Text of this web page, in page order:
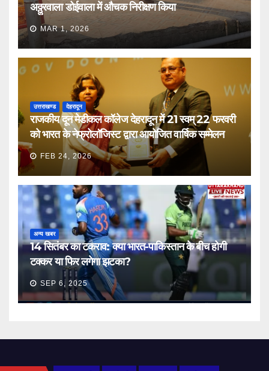
अठ्ठुरवाला डोईवाला में औचक निरीक्षण किया
MAR 1, 2026
उत्तराखण्ड देहरादून
राजकीय दून मेडीकल कॉलेज देहरादून में 21 स्वम् 22 फरवरी
को भारत के नेफ्रोलॉजिस्ट द्वारा आयोजित वार्षिक सम्मेलन
FEB 24, 2026
अन्य खबर
14 सितंबर का टकराव: क्या भारत-पाकिस्तान के बीच होगी
टक्कर या फिर लगेगा झटका?
SEP 6, 2025